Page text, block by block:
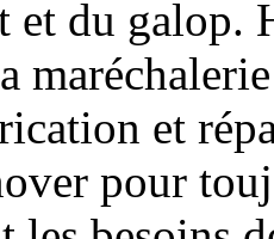
et du galop.
et
pour